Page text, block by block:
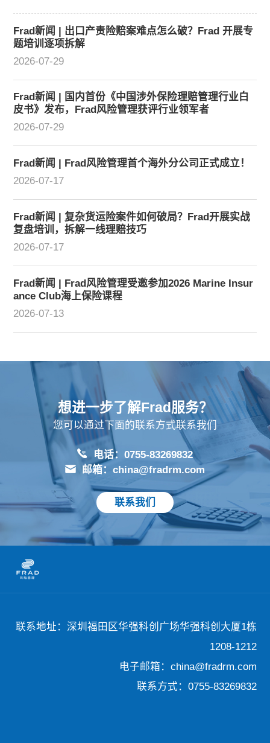
Frad新闻 | 出口产责险赔案难点怎么破？Frad 开展专
题培训逐项拆解
2026-07-29
Frad新闻 | 国内首份《中国涉外保险理赔管理行业白
皮书》发布，Frad风险管理获评行业领军者
2026-07-29
Frad新闻 | Frad风险管理首个海外分公司正式成立！
2026-07-17
Frad新闻 | 复杂货运险案件如何破局？Frad开展实战
复盘培训，拆解一线理赔技巧
2026-07-17
Frad新闻 | Frad风险管理受邀参加2026 Marine Insur
ance Club海上保险课程
2026-07-13
想进一步了解Frad服务？
您可以通过下面的联系方式联系我们
电话：0755-83269832
邮箱：china@fradrm.com
联系我们
联系地址：深圳福田区华强科创广场华强科创大厦1栋
1208-1212
电子邮箱：china@fradrm.com
联系方式：0755-83269832